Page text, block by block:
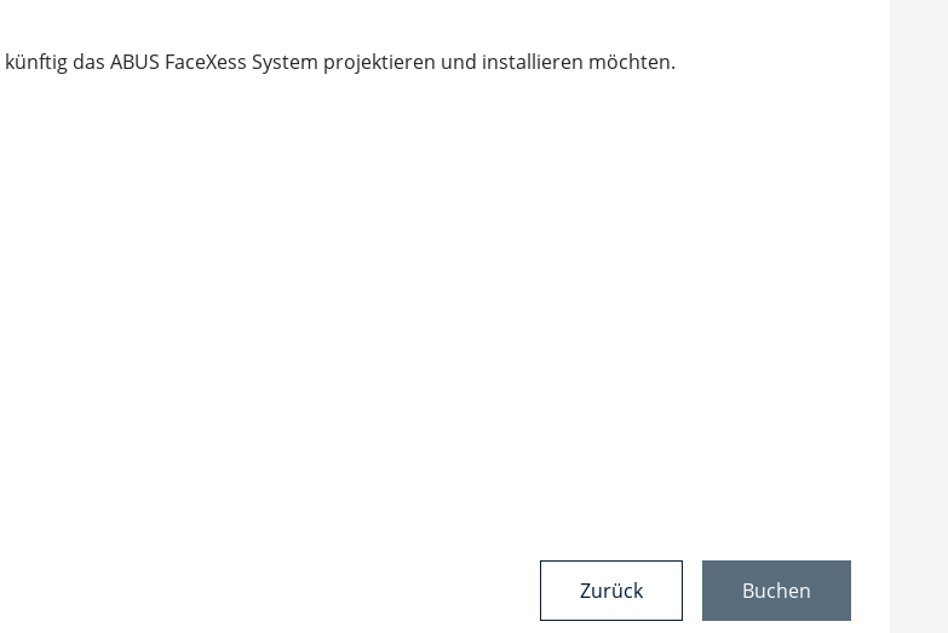
künftig das ABUS FaceXess System projektieren und installieren möchten.
Zurück Buchen